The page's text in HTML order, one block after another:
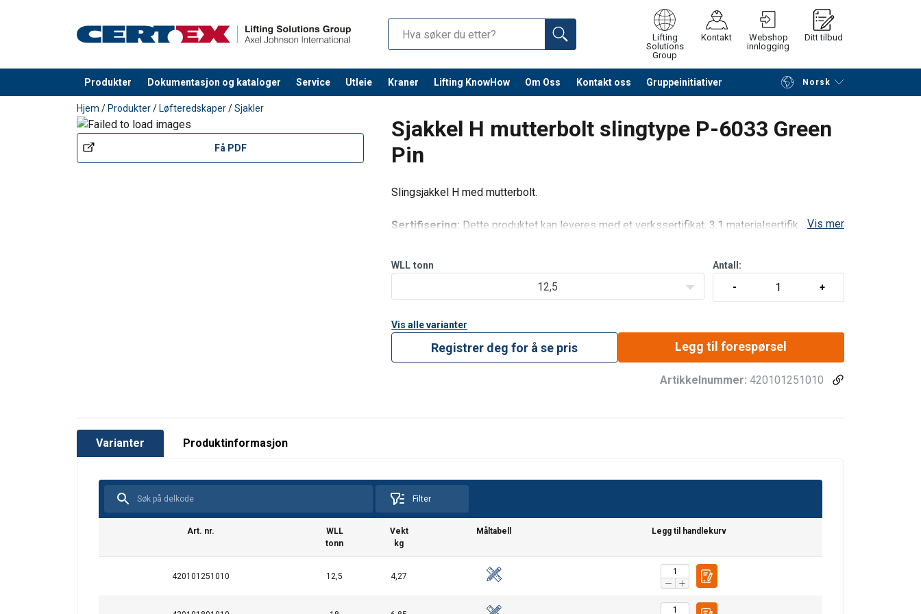
Lifting
Solutions
Group
Kontakt
Webshop
innlogging
Ditt tilbud
Produkter Dokumentasjon og kataloger Service Utleie Kraner Lifting KnowHow Om Oss Kontakt oss Gruppeinitiativer Norsk
Produkt lagt i din handlekurv Fortsett å søke etter produkter Be om tilbud
Hjem / Produkter/ Løfteredskaper/Sjakler
Sjakkel H mutterbolt slingtype P-6033 Green
Pin
Få PDF
Slingsjakkel H med mutterbolt.
Sertifisering: Dette produktet kan leveres med et verkssertifikat, 3.1 materialsertifikat,
med et Lloyd’s Register of Shipping Certificate på prøvelast. For sjakler
Vis mer
WLL tonn
12,5
Antall:
Vis alle varianter
Registrer deg for å se pris Legg til forespørsel
Artikkelnummer: 420101251010
Varianter Produktinformasjon
Filter
Art. nr.
WLL
tonn
Vekt
kg
Måltabell Legg til handlekurv
420101251010 12,5 4,27